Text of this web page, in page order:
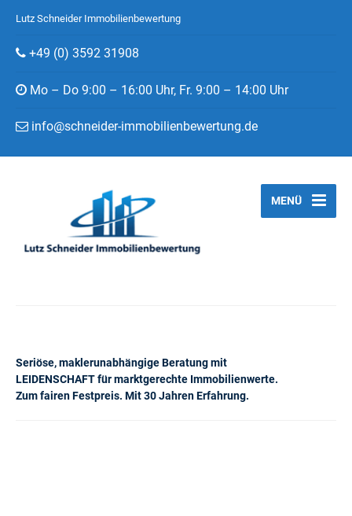
Lutz Schneider Immobilienbewertung
+49 (0) 3592 31908
Mo – Do 9:00 – 16:00 Uhr, Fr. 9:00 – 14:00 Uhr
info@schneider-immobilienbewertung.de
Seriöse, maklerunabhängige Beratung mit
LEIDENSCHAFT für marktgerechte Immobilienwerte.
Zum fairen Festpreis. Mit 30 Jahren Erfahrung.
MENÜ